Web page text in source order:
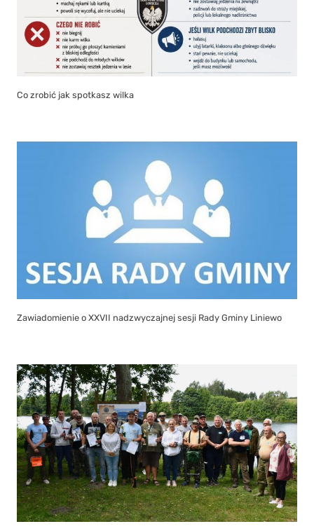
Co zrobić jak spotkasz wilka
Zawiadomienie o XXVII nadzwyczajnej sesji Rady Gminy Liniewo